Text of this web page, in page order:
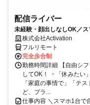
配信ライバー
未経験・顔出しなしOK／ス
株式会社Activation
フルリモート
完全歩合制
勤務時間詳細 【自由シ
してOK！ ・「休みたい
「家庭の事情で」「テ
ど、プラ...
仕事内容 ＼スマホ1台で